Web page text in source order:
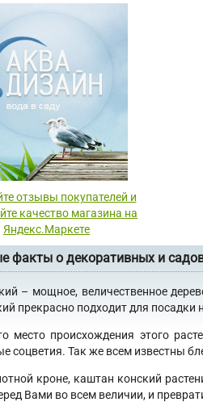
факты о декоративных и
– мощное, величественное
прекрасно подходит для посадки
место происхождения этого
соцветия. Так же всем известны
кроне, каштан конский
Вами во всем величии, и